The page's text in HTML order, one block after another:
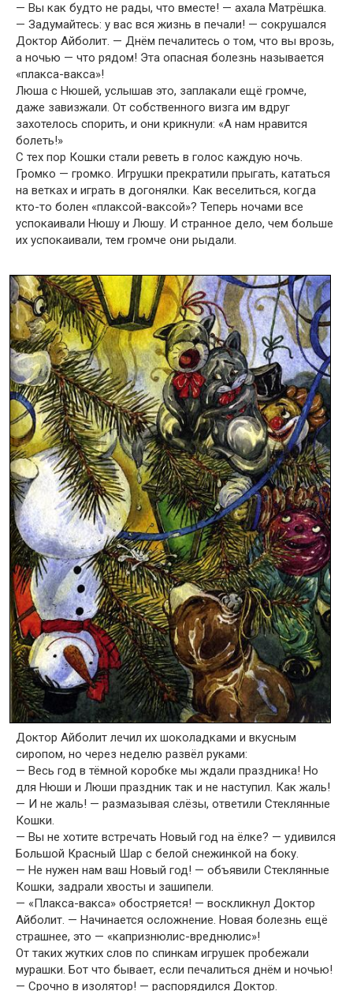
— Вы как будто не рады, что вместе! — ахала Матрёшка.
— Задумайтесь: у вас вся жизнь в печали! — сокрушался
Доктор Айболит. — Днём печалитесь о том, что вы врозь,
а ночью — что рядом! Эта опасная болезнь называется
«плакса-вакса»!
Люша с Нюшей, услышав это, заплакали ещё громче,
даже завизжали. От собственного визга им вдруг
захотелось спорить, и они крикнули: «А нам нравится
болеть!»
С тех пор Кошки стали реветь в голос каждую ночь.
Громко — громко. Игрушки прекратили прыгать, кататься
на ветках и играть в догонялки. Как веселиться, когда
кто-то болен «плаксой-ваксой»? Теперь ночами все
успокаивали Нюшу и Люшу. И странное дело, чем больше
их успокаивали, тем громче они рыдали.
Доктор Айболит лечил их шоколадками и вкусным
сиропом, но через неделю развёл руками:
— Весь год в тёмной коробке мы ждали праздника! Но
для Нюши и Люши праздник так и не наступил. Как жаль!
— И не жаль! — размазывая слёзы, ответили Стеклянные
Кошки.
— Вы не хотите встречать Новый год на ёлке? — удивился
Большой Красный Шар с белой снежинкой на боку.
— Не нужен нам ваш Новый год! — объявили Стеклянные
Кошки, задрали хвосты и зашипели.
— «Плакса-вакса» обостряется! — воскликнул Доктор
Айболит. — Начинается осложнение. Новая болезнь ещё
страшнее, это — «капризнюлис-вреднюлис»!
От таких жутких слов по спинкам игрушек пробежали
мурашки. Бот что бывает, если печалиться днём и ночью!
— Срочно в изолятор! — распорядился Доктор.